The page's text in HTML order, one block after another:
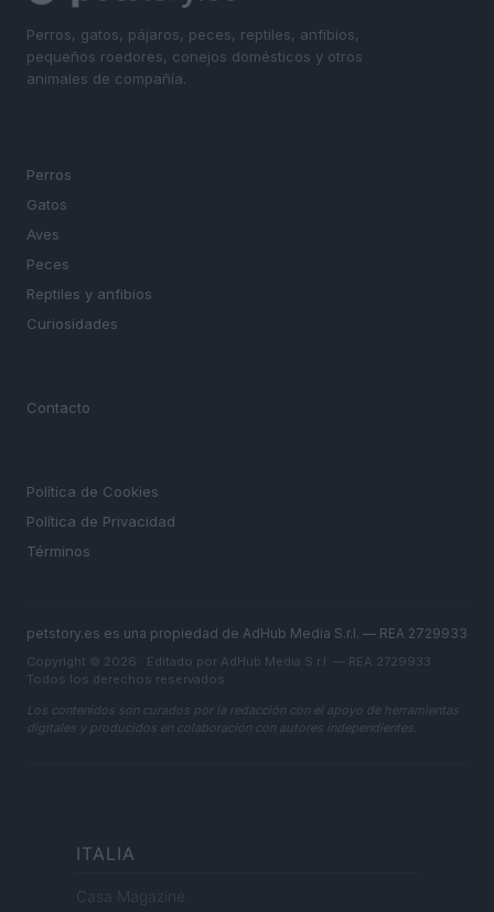
Perros, gatos, pájaros, peces, reptiles, anfibios,
pequeños roedores, conejos domésticos y otros
animales de compañía.
Perros
Gatos
Aves
Peces
Reptiles y anfibios
Curiosidades
Contacto
Política de Cookies
Política de Privacidad
Términos
petstory.es es una propiedad de AdHub Media S.r.l. — REA 2729933
Copyright © 2026 · Editado por AdHub Media S.r.l. — REA 2729933
Todos los derechos reservados
Los contenidos son curados por la redacción con el apoyo de herramientas
digitales y producidos en colaboración con autores independientes.
ITALIA
Casa Magazine